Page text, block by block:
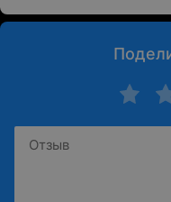
Обращаем ваше
консультация